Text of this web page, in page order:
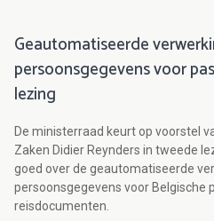
Geautomatiseerde
persoonsgegevens voor
lezing
De ministerraad keurt op voorstel
Zaken Didier Reynders in tweede
goed over de geautomatiseerde
persoonsgegevens voor Belgische
reisdocumenten.